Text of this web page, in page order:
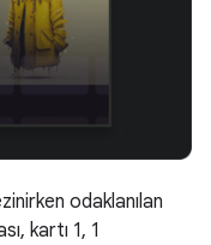
odaklanılan
kartı 1, 1